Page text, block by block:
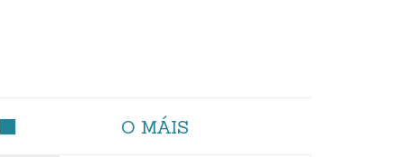
O MÁIS